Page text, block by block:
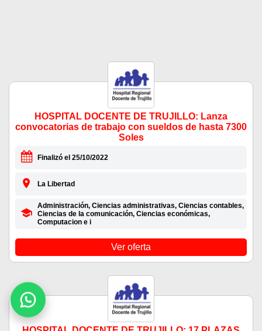
HOSPITAL DOCENTE DE TRUJILLO: Lanza
convocatorias de trabajo con sueldos de hasta 7300
Soles
Finalizó el 25/10/2022
La Libertad
Administración, Ciencias administrativas, Ciencias contables,
Ciencias de la comunicación, Ciencias económicas,
Computacion e i
Ver oferta